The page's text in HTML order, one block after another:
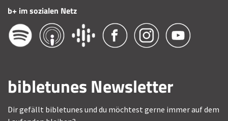
b+ im sozialen Netz
bibletunes Newsletter
Dir gefällt bibletunes und du möchtest gerne immer auf dem